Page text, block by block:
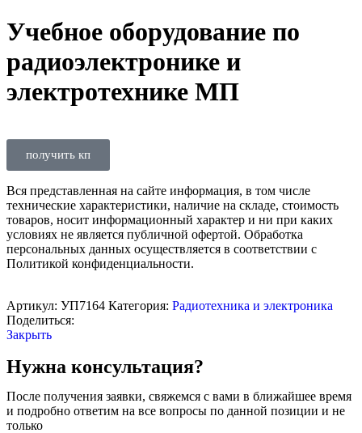
Учебное оборудование по
радиоэлектронике и
электротехнике МП
получить кп
Вся представленная на сайте информация, в том числе
технические характеристики, наличие на складе, стоимость
товаров, носит информационный характер и ни при каких
условиях не является публичной офертой. Обработка
персональных данных осуществляется в соответствии с
Политикой конфиденциальности.
Артикул: УП7164 Категория: Радиотехника и электроника
Поделиться:
Закрыть
Нужна консультация?
После получения заявки, свяжемся с вами в ближайшее время
и подробно ответим на все вопросы по данной позиции и не
только